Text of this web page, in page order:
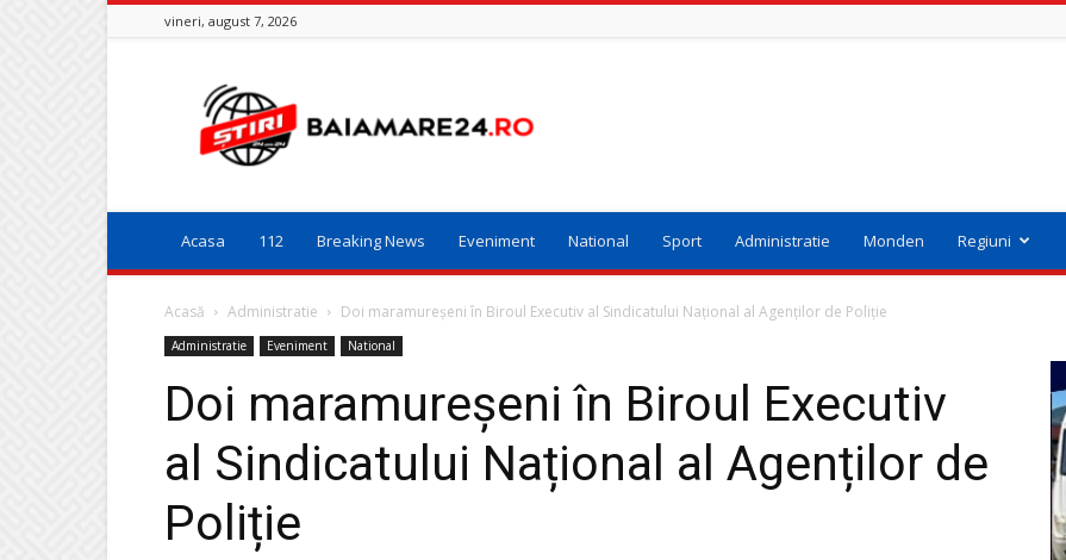
vineri, august 7, 2026
Baia
Mare
24
Acasa 112 Breaking News Eveniment National Sport Administratie Monden Regiuni
Acasă Administratie Doi maramureșeni în Biroul Executiv al Sindicatului Național al Agenților de Poliție
Administratie Eveniment National
Doi maramureșeni în Biroul Executiv
al Sindicatului Național al Agenților de
Poliție